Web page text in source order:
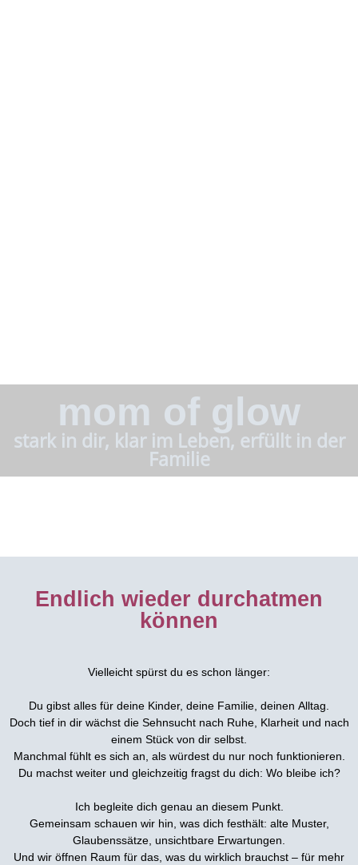
mom of glow
stark in dir, klar im Leben, erfüllt in der
Familie
Endlich wieder durchatmen
können
Vielleicht spürst du es schon länger:
Du gibst alles für deine Kinder, deine Familie, deinen Alltag.
Doch tief in dir wächst die Sehnsucht nach Ruhe, Klarheit und nach
einem Stück von dir selbst.
Manchmal fühlt es sich an, als würdest du nur noch funktionieren.
Du machst weiter und gleichzeitig fragst du dich: Wo bleibe ich?
Ich begleite dich genau an diesem Punkt.
Gemeinsam schauen wir hin, was dich festhält: alte Muster,
Glaubenssätze, unsichtbare Erwartungen.
Und wir öffnen Raum für das, was du wirklich brauchst – für mehr